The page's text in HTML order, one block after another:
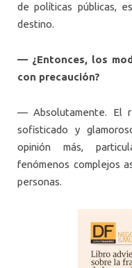
de políticas públicas,
destino.
— ¿Entonces, los
con precaución?
— Absolutamente. El
sofisticado y
opinión más,
fenómenos complejos
personas.